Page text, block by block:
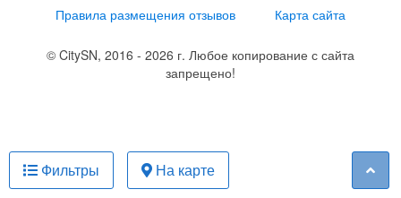
Фильтры На карте
Правила размещения отзывов
Карта сайта
© CitySN, 2016 - 2026 г. Любое копирование с сайта
запрещено!